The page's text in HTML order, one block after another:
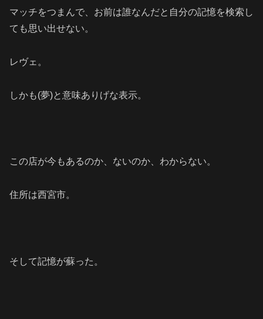
マッチをつまんで、お前は誰なんだと自分の記憶を検索し
ても思い出せない。
レヴェ。
しかも(夢)と意味ありげな表示。
この店が今もあるのか、ないのか、わからない。
住所は西宮市。
そして記憶が蘇った。